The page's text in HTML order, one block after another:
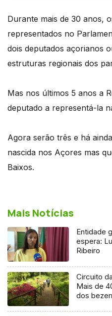
Durante mais de 30 anos,
representados no
dois deputados açorianos
estruturas regionais dos
Mas nos últimos 5 anos a
deputado a representá-la
Agora serão três e há
nascida nos Açores mas
Baixos.
Mais Notícias
Entidade
espera:
Ribeiro
Circuito
Mais de
dos